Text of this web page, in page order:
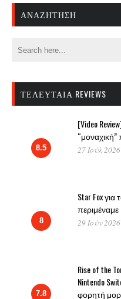
ΑΝΑΖΉΤΗΣΗ
ΤΕΛΕΥΤΑΊΑ REVIEWS
8.5
[Video
“μοναχική”
27 Ιούλ
8
Star Fox
29 Ιούν
7.8
Rise of the
Nintendo
φορητή